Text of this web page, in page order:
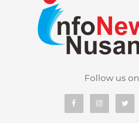
Follow us on